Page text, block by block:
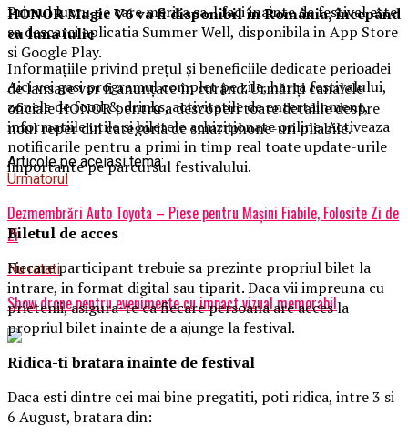
HONOR Magic V6 va fi disponibil în România, începând
cu luna iulie
Informațiile privind prețul și beneficiile dedicate perioadei
de lansare vor fi anunțate în curând. Urmăriți canalele
oficiale HONOR pentru a descoperi toate detalile despre
noul reper din categoria de smartphone-uri pliabile.
Articole pe aceiasi tema:
Urmatorul
Dezmembrări Auto Toyota – Piese pentru Mașini Fiabile, Folosite Zi de
Zi
Nu ratati
Show drone pentru evenimente cu impact vizual memorabil
Primul lucru pe care merita sa-l faci inainte de festival este
sa descarci aplicatia Summer Well, disponibila in App Store
si Google Play.
Aici vei gasi programul complet pe zile, harta festivalului,
zonele de food & drinks, activitatile de entertainment,
informatiile utile si biletele achizitionate online. Activeaza
notificarile pentru a primi in timp real toate update-urile
importante pe parcursul festivalului.
Biletul de acces
Fiecare participant trebuie sa prezinte propriul bilet la
intrare, in format digital sau tiparit. Daca vii impreuna cu
prietenii, asigura-te ca fiecare persoana are acces la
propriul bilet inainte de a ajunge la festival.
Ridica-ti bratarainainte de festival
Daca esti dintre cei mai bine pregatiti, poti ridica, intre 3 si
6 August, bratara din: